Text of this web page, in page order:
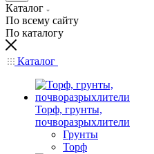
Каталог
По всему сайту
По каталогу
Каталог
Торф, грунты,
почворазрыхлители
Грунты
Торф